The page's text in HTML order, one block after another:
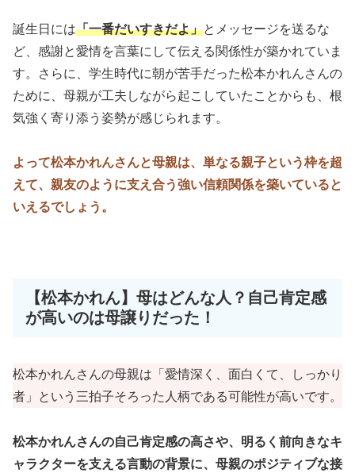
誕生日には「一番だいすきだよ」とメッセージを送るな
ど、感謝と愛情を言葉にして伝える関係性が築かれていま
す。さらに、学生時代に朝が苦手だった松本かれんさんの
ために、母親が工夫しながら起こしていたことからも、根
気強く寄り添う姿勢が感じられます。
よって松本かれんさんと母親は、単なる親子という枠を超
えて、親友のように支え合う強い信頼関係を築いていると
いえるでしょう。
【松本かれん】母はどんな人？自己肯定感
が高いのは母譲りだった！
松本かれんさんの母親は「愛情深く、面白くて、しっかり
者」という三拍子そろった人柄である可能性が高いです。
松本かれんさんの自己肯定感の高さや、明るく前向きなキ
ャラクターを支える言動の背景に、母親のポジティブな接